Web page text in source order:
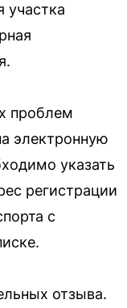
участка
проблем
электронную
указать
регистрации
с
отзыва.